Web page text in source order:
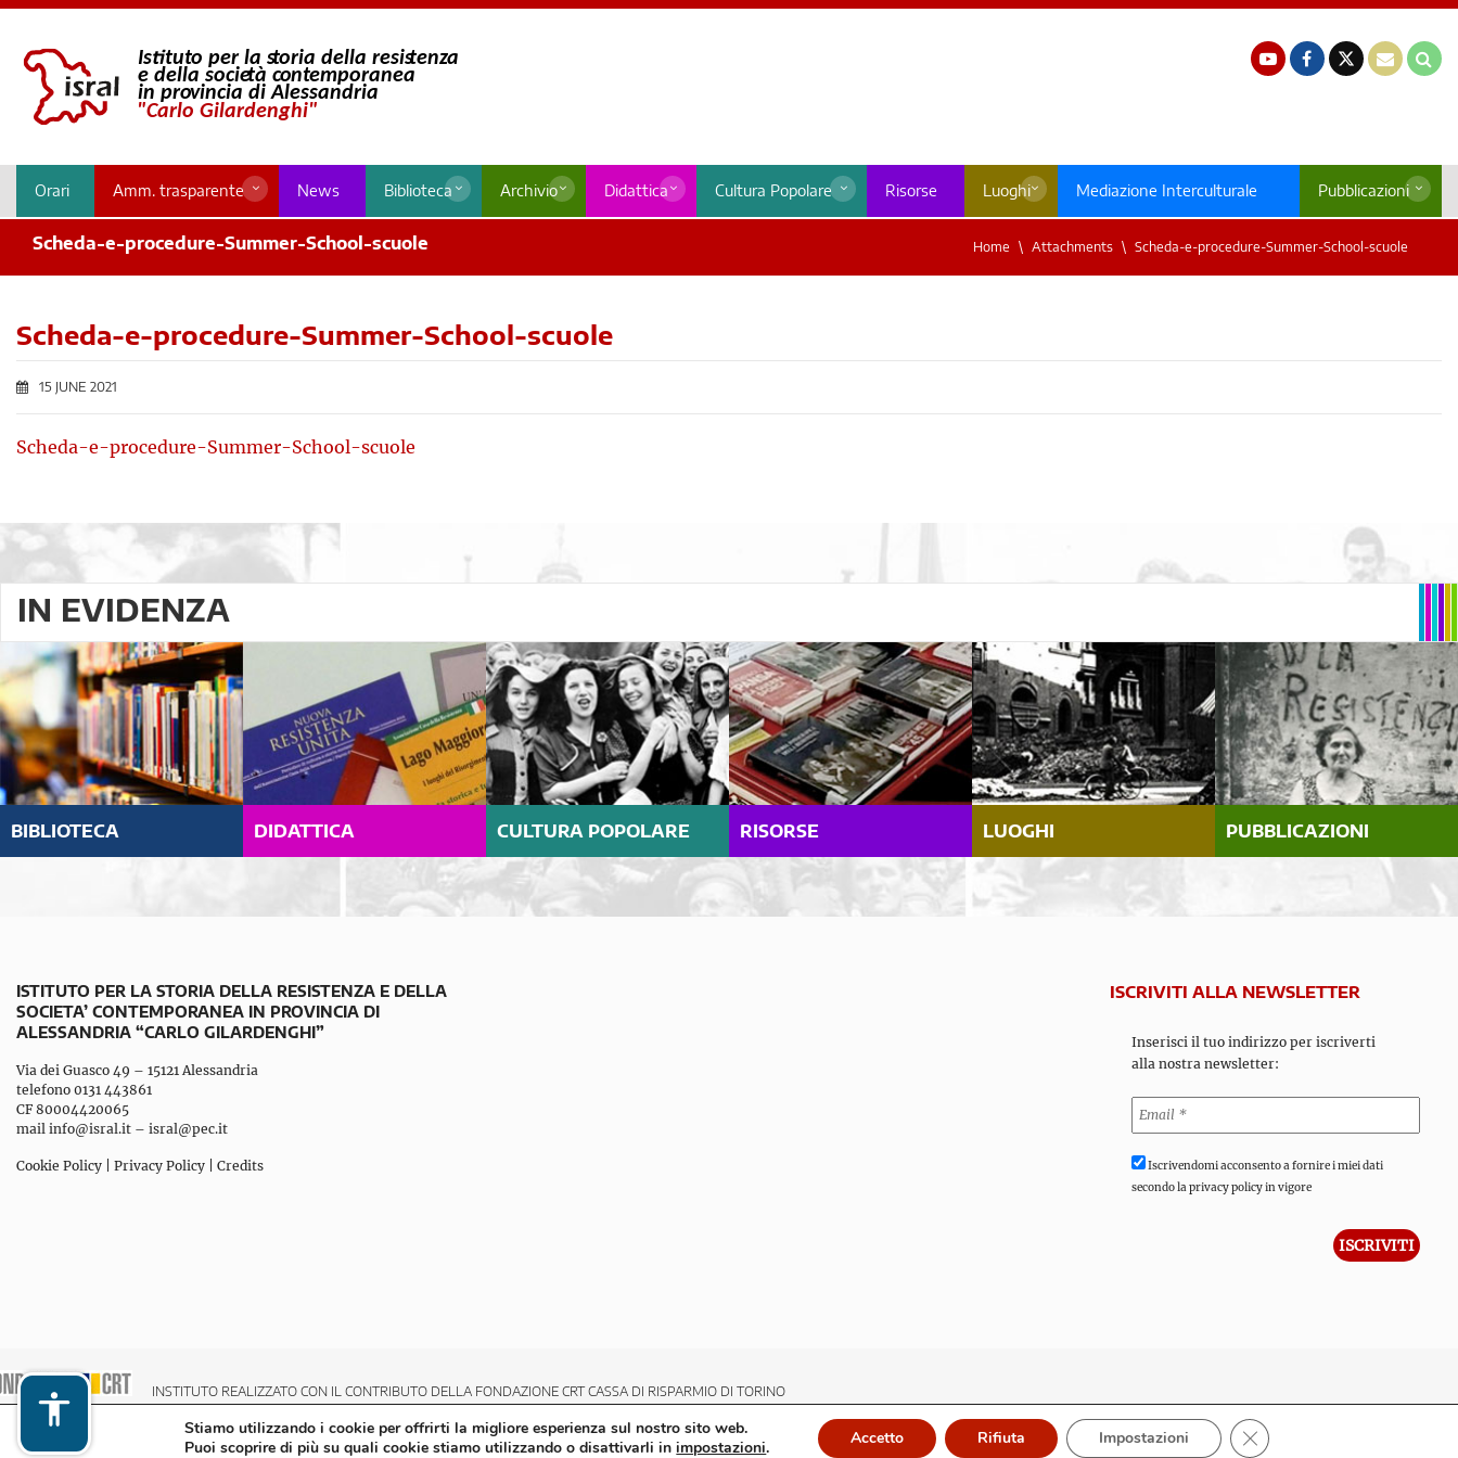
Orari Amm. trasparente News Biblioteca Archivio Didattica Cultura Popolare Risorse Luoghi Mediazione Interculturale Pubblicazioni
Scheda-e-procedure-Summer-School-scuole Home Attachments Scheda-e-procedure-Summer-School-scuole
Scheda-e-procedure-Summer-School-scuole
15 JUNE 2021
Scheda-e-procedure-Summer-School-scuole
IN EVIDENZA
BIBLIOTECA DIDATTICA CULTURA POPOLARE RISORSE LUOGHI PUBBLICAZIONI
ISTITUTO PER LA STORIA DELLA RESISTENZA E DELLA
SOCIETA’ CONTEMPORANEA IN PROVINCIA DI
ALESSANDRIA “CARLO GILARDENGHI”
Via dei Guasco 49 – 15121 Alessandria
telefono 0131 443861
CF 80004420065
mail info@isral.it – isral@pec.it
Cookie Policy Privacy Policy Credits
ISCRIVITI ALLA NEWSLETTER
Inserisci il tuo indirizzo per iscriverti
alla nostra newsletter:
Iscrivendomi acconsento a fornire i miei dati
secondo la privacy policy in vigore
INSTITUTO REALIZZATO CON IL CONTRIBUTO DELLA FONDAZIONE CRT CASSA DI RISPARMIO DI TORINO
Stiamo utilizzando i cookie per offrirti la migliore esperienza sul nostro sito web.
Puoi scoprire di più su quali cookie stiamo utilizzando o disattivarli inimpostazioni. Accetto Rifiuta Impostazioni Close GDPR Cookie Banner